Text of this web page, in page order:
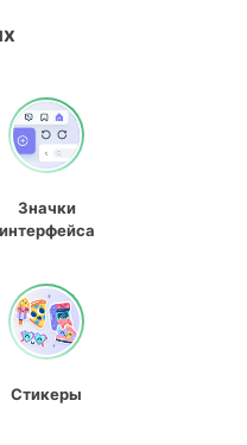
Значки
интерфейса
Стикеры